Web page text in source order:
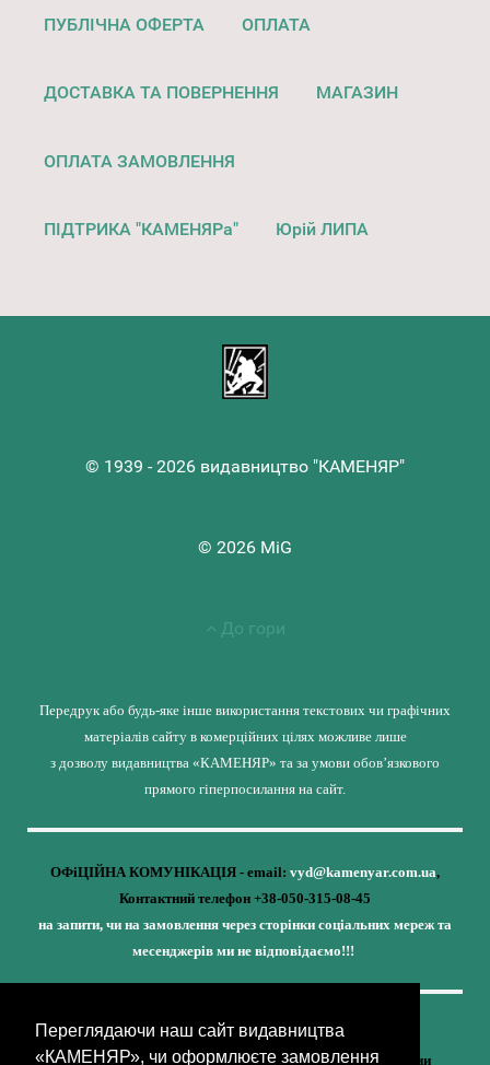
Переглядаючи наш сайт видавництва
«КАМЕНЯР», чи оформлюєте замовлення
ПУБЛІЧНА ОФЕРТА ОПЛАТА
ДОСТАВКА ТА ПОВЕРНЕННЯ МАГАЗИН
ОПЛАТА ЗАМОВЛЕННЯ
ПІДТРИКА "КАМЕНЯРа" Юрій ЛИПА
© 1939 - 2026 видавництво "КАМЕНЯР"
© 2026 MiG
До гори
Передрук або будь-яке інше використання текстових чи графічних
матеріалів сайту в комерційних цілях можливе лише
з дозволу видавництва «КАМЕНЯР» та за умови обов’язкового
прямого гіперпосилання на сайт.
ОФіЦІЙНА КОМУНІКАЦІЯ - email: vyd@kamenyar.com.ua,
Контактний телефон +38-050-315-08-45
на запити, чи на замовлення через сторінки соціальних мереж та
месенджерів ми не відповідаємо!!!
Кожне наше видання - це внесок у спротив,
у збереження ідентичності та неминучу перемогу України